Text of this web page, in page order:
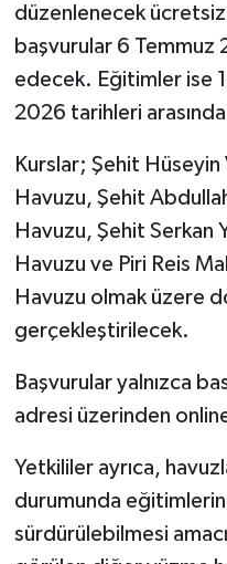
düzenlenecek ücretsiz
başvurular 6
edecek. Eğitimler ise
2026 tarihleri
Kurslar; Şehit Hüseyin
Havuzu, Şehit
Havuzu, Şehit Serkan
Havuzu ve Piri Reis
Havuzu olmak üzere
gerçekleştirilecek.
Başvurular yalnızca
adresi üzerinden
Yetkililer ayrıca,
durumunda
sürdürülebilmesi